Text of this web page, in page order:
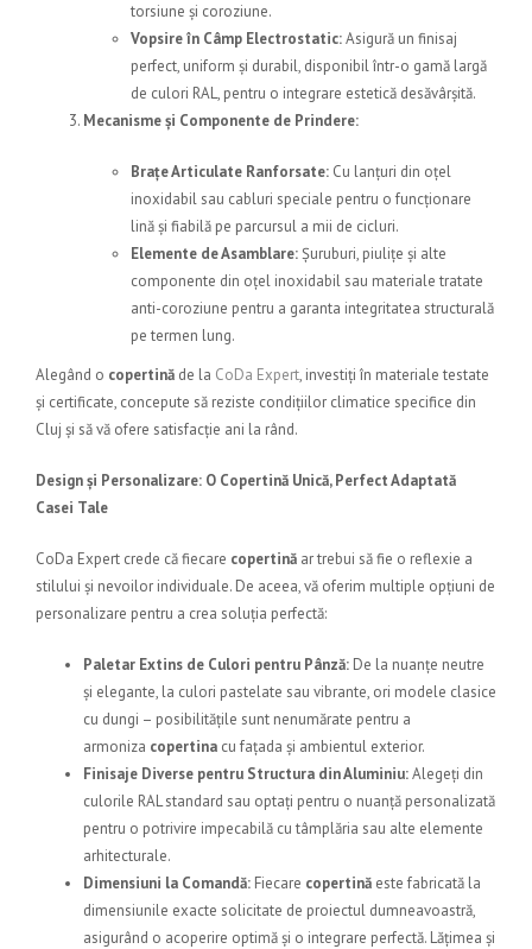
torsiune și coroziune.
Vopsire în Câmp Electrostatic:Asigură un finisaj
perfect, uniform și durabil, disponibil într-o gamă largă
de culori RAL, pentru o integrare estetică desăvârșită.
Mecanisme și Componente de Prindere:
Brațe Articulate Ranforsate: Cu lanțuri din oțel
inoxidabil sau cabluri speciale pentru o funcționare
lină și fiabilă pe parcursul a mii de cicluri.
Elemente de Asamblare:Șuruburi, piulițe și alte
componente din oțel inoxidabil sau materiale tratate
anti-coroziune pentru a garanta integritatea structurală
pe termen lung.
Alegând o copertină de la CoDa Expert, investiți în materiale testate
și certificate, concepute să reziste condițiilor climatice specifice din
Cluj și să vă ofere satisfacție ani la rând.
Design și Personalizare: O Copertină Unică, Perfect Adaptată
Casei Tale
CoDa Expert crede că fiecare copertină ar trebui să fie o reflexie a
stilului și nevoilor individuale. De aceea, vă oferim multiple opțiuni de
personalizare pentru a crea soluția perfectă:
Paletar Extins de Culori pentru Pânză: De la nuanțe neutre
și elegante, la culori pastelate sau vibrante, ori modele clasice
cu dungi – posibilitățile sunt nenumărate pentru a
armoniza copertina cu fațada și ambientul exterior.
Finisaje Diverse pentru Structura din Aluminiu:Alegeți din
culorile RAL standard sau optați pentru o nuanță personalizată
pentru o potrivire impecabilă cu tâmplăria sau alte elemente
arhitecturale.
Dimensiuni la Comandă: Fiecare copertină este fabricată la
dimensiunile exacte solicitate de proiectul dumneavoastră,
asigurând o acoperire optimă și o integrare perfectă. Lățimea și